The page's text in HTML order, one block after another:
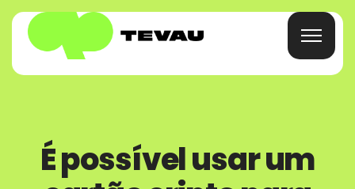
Cartão
É possível usar um